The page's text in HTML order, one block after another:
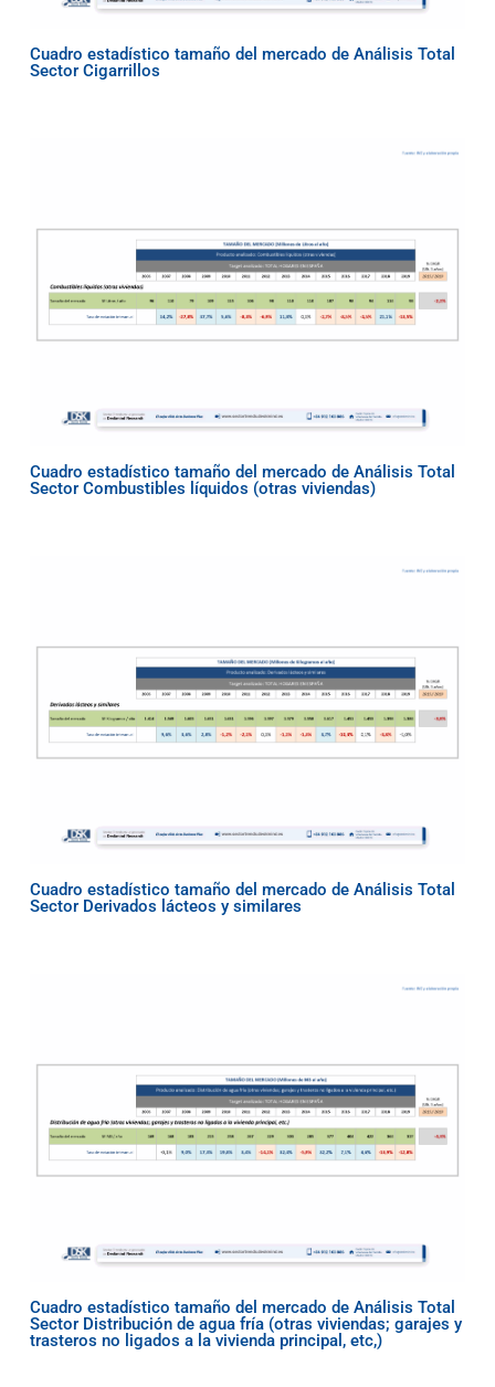
Cuadro estadístico tamaño del mercado de Análisis Total
Sector Cigarrillos
Cuadro estadístico tamaño del mercado de Análisis Total
Sector Combustibles líquidos (otras viviendas)
Cuadro estadístico tamaño del mercado de Análisis Total
Sector Derivados lácteos y similares
Cuadro estadístico tamaño del mercado de Análisis Total
Sector Distribución de agua fría (otras viviendas; garajes y
trasteros no ligados a la vivienda principal, etc,)